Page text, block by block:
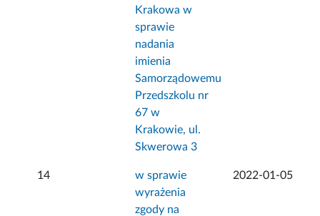
Krakowa w
sprawie
nadania
imienia
Samorządowemu
Przedszkolu nr
67 w
Krakowie, ul.
Skwerowa 3
14
w sprawie
wyrażenia
zgody na
2022-01-05